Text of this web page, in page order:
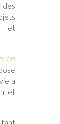
des
et
de
à
et